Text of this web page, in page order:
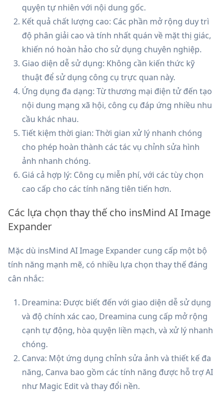
quyện tự nhiên với nội dung gốc.
Kết quả chất lượng cao: Các phần mở rộng duy trì
độ phân giải cao và tính nhất quán về mặt thị giác,
khiến nó hoàn hảo cho sử dụng chuyên nghiệp.
Giao diện dễ sử dụng: Không cần kiến thức kỹ
thuật để sử dụng công cụ trực quan này.
Ứng dụng đa dạng: Từ thương mại điện tử đến tạo
nội dung mạng xã hội, công cụ đáp ứng nhiều nhu
cầu khác nhau.
Tiết kiệm thời gian: Thời gian xử lý nhanh chóng
cho phép hoàn thành các tác vụ chỉnh sửa hình
ảnh nhanh chóng.
Giá cả hợp lý: Công cụ miễn phí, với các tùy chọn
cao cấp cho các tính năng tiên tiến hơn.
Các lựa chọn thay thế cho insMind AI Image
Expander
Mặc dù insMind AI Image Expander cung cấp một bộ
tính năng mạnh mẽ, có nhiều lựa chọn thay thế đáng
cân nhắc:
Dreamina: Được biết đến với giao diện dễ sử dụng
và độ chính xác cao, Dreamina cung cấp mở rộng
cạnh tự động, hòa quyện liền mạch, và xử lý nhanh
chóng.
Canva: Một ứng dụng chỉnh sửa ảnh và thiết kế đa
năng, Canva bao gồm các tính năng được hỗ trợ AI
như Magic Edit và thay đổi nền.